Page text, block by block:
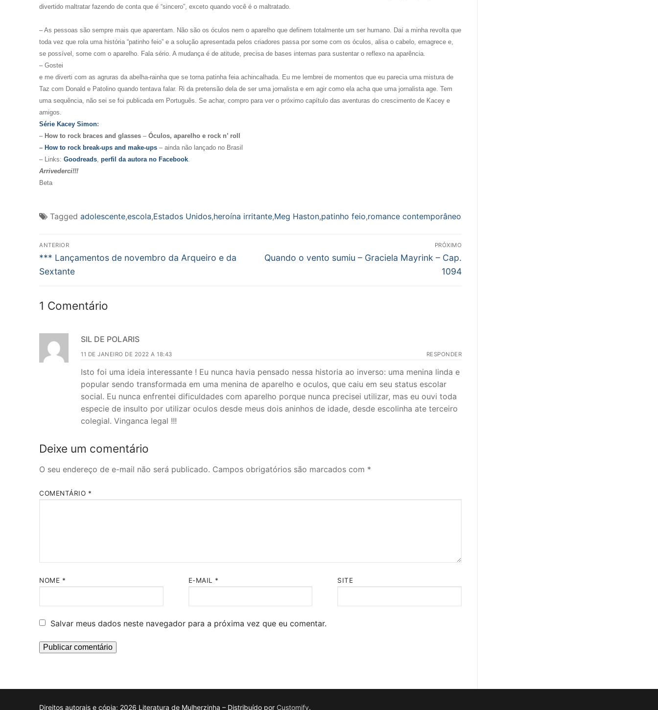
divertido maltratar fazendo de conta que é “sincero”, exceto quando você é o maltratado.
– As pessoas são sempre mais que aparentam. Não são os óculos nem o aparelho que definem totalmente um ser humano. Daí a minha revolta que
toda vez que rola uma história “patinho feio” e a solução apresentada pelos criadores passa por some com os óculos, alisa o cabelo, emagrece e,
se possível, some com o aparelho. Fala sério. A mudança é de atitude, precisa de bases internas para sustentar o reflexo na aparência.
– Gostei
e me diverti com as agruras da abelha-rainha que se torna patinha feia achincalhada. Eu me lembrei de momentos que eu parecia uma mistura de
Taz com Donald e Patolino quando tentava falar. Ri da pretensão dela de ser uma jornalista e em agir como ela acha que uma jornalista age. Tem
uma sequência, não sei se foi publicada em Português. Se achar, compro para ver o próximo capítulo das aventuras do crescimento de Kacey e
amigos.
Série Kacey Simon:
– How to rock braces and glasses – Óculos, aparelho e rock n’ roll
– How to rock break-ups and make-ups – ainda não lançado no Brasil
– Links: Goodreads perfil da autora no Facebook
Arrivederci!!!
Beta
Tagged adolescente,escola,Estados Unidos,heroína irritante,Meg Haston,patinho feio,romance contemporâneo
Navegação
de
Post
ANTERIOR
Post
anterior:
*** Lançamentos de novembro da Arqueiro e da
Sextante
PRÓXIMO
Próximo
Quando o vento sumiu – Graciela Mayrink – Cap.
1094
1 Comentário
SIL DE POLARIS
11 DE JANEIRO DE 2022 A 18:43 RESPONDER
Isto foi uma ideia interessante ! Eu nunca havia pensado nessa historia ao inverso: uma menina linda e
popular sendo transformada em uma menina de aparelho e oculos, que caiu em seu status escolar
social. Eu nunca enfrentei dificuldades com aparelho porque nunca precisei utilizar, mas eu ouvi toda
especie de insulto por utilizar oculos desde meus dois aninhos de idade, desde escolinha ate terceiro
colegial. Vinganca legal !!!
Deixe um comentário
O seu endereço de e-mail não será publicado. Campos obrigatórios são marcados com *
COMENTÁRIO *
NOME * E-MAIL * SITE
Salvar meus dados neste navegador para a próxima vez que eu comentar.
Direitos autorais e cópia; 2026 Literatura de Mulherzinha – Distribuído por Customify.